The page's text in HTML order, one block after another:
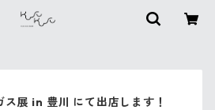
展 in 豊川 にて出店します！